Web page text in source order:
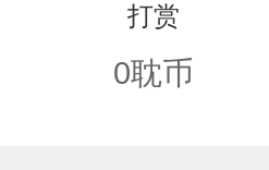
打赏
0耽币